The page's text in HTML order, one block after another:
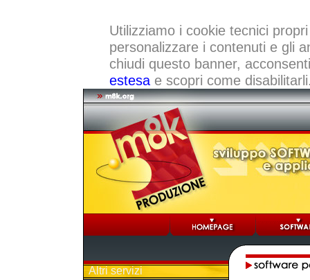
Utilizziamo i cookie tecnici
personalizzare i contenuti e gli
chiudi questo banner,
estesae scopri come
Altri servizi